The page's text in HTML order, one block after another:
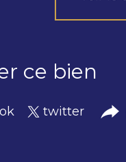
ce bien
twitter